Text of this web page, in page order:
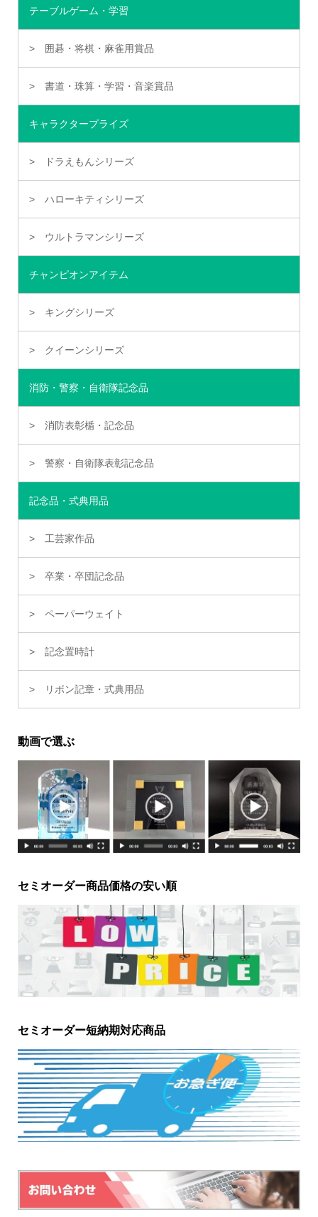
テーブルゲーム・学習
囲碁・将棋・麻雀用賞品
書道・珠算・学習・音楽賞品
キャラクタープライズ
ドラえもんシリーズ
ハローキティシリーズ
ウルトラマンシリーズ
チャンピオンアイテム
キングシリーズ
クイーンシリーズ
消防・警察・自衛隊記念品
消防表彰楯・記念品
警察・自衛隊表彰記念品
記念品・式典用品
工芸家作品
卒業・卒団記念品
ペーパーウェイト
記念置時計
リボン記章・式典用品
動画で選ぶ
セミオーダー商品価格の安い順
セミオーダー短納期対応商品